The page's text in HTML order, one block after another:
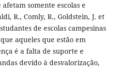
somente escolas e
R., Comly, R., Goldstein, J. et
de escolas campesinas
aqueles que estão em
é a falta de suporte e
devido à desvalorização,